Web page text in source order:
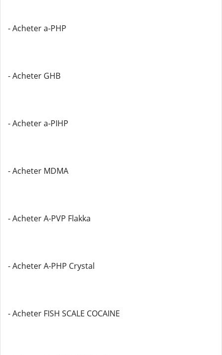
- Acheter a-PHP
- Acheter GHB
- Acheter a-PIHP
- Acheter MDMA
- Acheter A-PVP Flakka
- Acheter A-PHP Crystal
- Acheter FISH SCALE COCAINE